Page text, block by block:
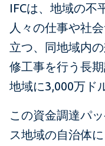
IFCは、地域の不
人々の仕事や社
立つ、同地域内
修工事を行う長
地域に3,000万ド
この資金調達パ
ス地域の自治体